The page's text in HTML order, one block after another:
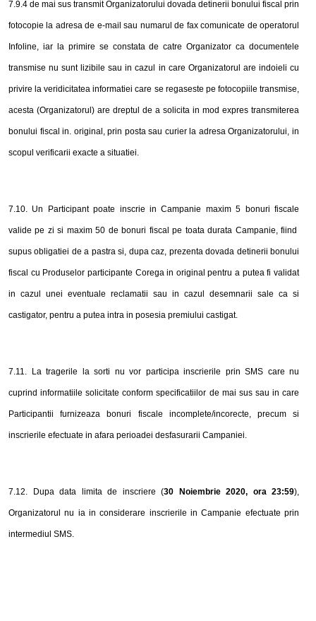
7.9.4 de mai sus transmit Organizatorului dovada detinerii bonului fiscal prin
fotocopie la adresa de e-mail sau numarul de fax comunicate de operatorul
Infoline, iar la primire se constata de catre Organizator ca documentele
transmise nu sunt lizibile sau in cazul in care Organizatorul are indoieli cu
privire la veridicitatea informatiei care se regaseste pe fotocopiile transmise,
acesta (Organizatorul) are dreptul de a solicita in mod expres transmiterea
bonului fiscal in. original, prin posta sau curier la adresa Organizatorului, in
scopul verificarii exacte a situatiei.
7.10. Un Participant poate inscrie in Campanie maxim 5 bonuri fiscale
valide pe zisi maxim 50 de bonuri fiscal pe toata durata Campanie,fiind
supus obligatiei de a pastra si, dupa caz, prezenta dovada detinerii bonului
fiscal cu Produselor participante Coregain original pentru a putea fi validat
in cazul unei eventuale reclamatii sau in cazul desemnarii sale ca si
castigator, pentru a putea intra in posesia premiului castigat.
7.11. La tragerile la sorti nu vor participa inscrierile prin SMS care nu
cuprind informatiile solicitate conform specificatiilor de mai sus sau in care
Participantii furnizeaza bonuri fiscale incomplete/incorecte, precum si
inscrierile efectuate in afara perioadei desfasurarii Campaniei.
7.12. Dupa data limita de inscriere (30 Noiembrie 2020, ora 23:59),
Organizatorul nu ia in considerare inscrierile in Campanie efectuate prin
intermediul SMS.